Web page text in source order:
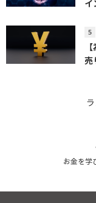
イ
売
お金を学